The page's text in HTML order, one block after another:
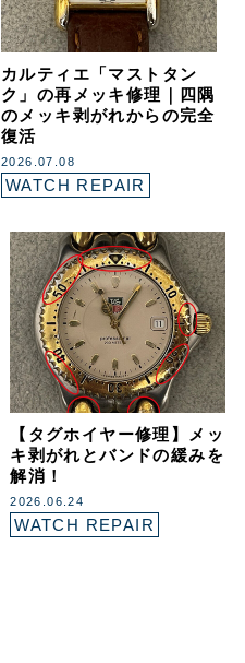
カルティエ「マストタン
ク」の再メッキ修理｜四隅
のメッキ剥がれからの完全
復活
2026.07.08
WATCH REPAIR
【タグホイヤー修理】メッ
キ剥がれとバンドの緩みを
解消！
2026.06.24
WATCH REPAIR